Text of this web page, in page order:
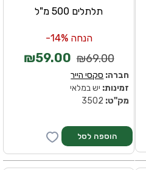
תלתלים 500 מ"ל
הנחה 14%-
₪69.00
₪59.00
חברה: סקסי הייר
זמינות: יש במלאי
מק''ט: